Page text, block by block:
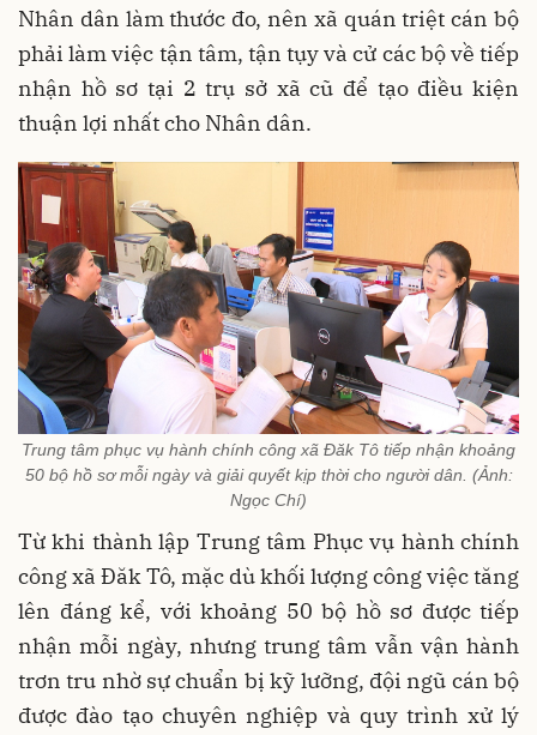
Nhân dân làm thước đo, nên xã quán triệt cán bộ
phải làm việc tận tâm, tận tụy và cử các bộ về tiếp
nhận hồ sơ tại 2 trụ sở xã cũ để tạo điều kiện
thuận lợi nhất cho Nhân dân.
Trung tâm phục vụ hành chính công xã Đăk Tô tiếp nhận khoảng
50 bộ hồ sơ mỗi ngày và giải quyết kịp thời cho người dân. (Ảnh:
Ngọc Chí)
Từ khi thành lập Trung tâm Phục vụ hành chính
công xã Đăk Tô, mặc dù khối lượng công việc tăng
lên đáng kể, với khoảng 50 bộ hồ sơ được tiếp
nhận mỗi ngày, nhưng trung tâm vẫn vận hành
trơn tru nhờ sự chuẩn bị kỹ lưỡng, đội ngũ cán bộ
được đào tạo chuyên nghiệp và quy trình xử lý